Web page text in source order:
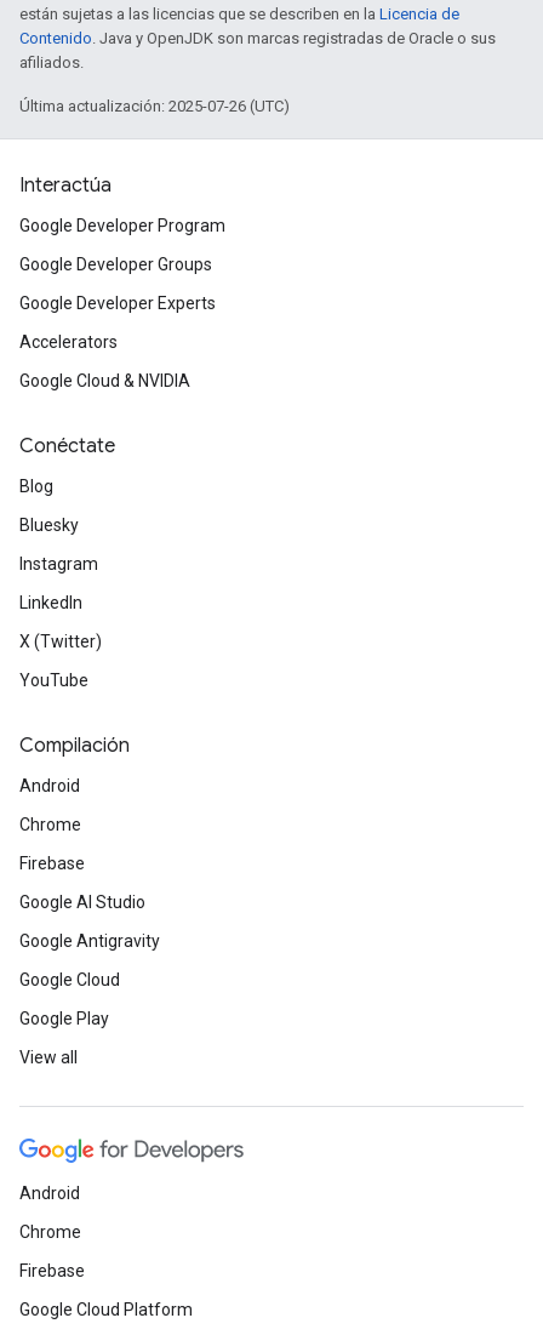
están sujetas a las licencias que se describen en la Licencia de
Contenido. Java y OpenJDK son marcas registradas de Oracle o sus
afiliados.
Última actualización: 2025-07-26 (UTC)
Interactúa
Google Developer Program
Google Developer Groups
Google Developer Experts
Accelerators
Google Cloud & NVIDIA
Conéctate
Blog
Bluesky
Instagram
LinkedIn
X (Twitter)
YouTube
Compilación
Android
Chrome
Firebase
Google AI Studio
Google Antigravity
Google Cloud
Google Play
View all
Android
Chrome
Firebase
Google Cloud Platform